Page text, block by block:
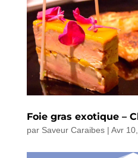
Foie gras exotique –
par Saveur Caraibes| Avr